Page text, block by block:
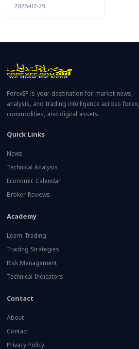
2026-07-29
ForexEF is your destination for market news,
analysis, and trading intelligence across forex,
commodities, and digital assets.
Quick Links
News
Technical Analysis
Economic Calendar
Broker Reviews
Academy
Learn Trading
Trading Strategies
Risk Management
Technical Indicators
Contact
About
Contact
Privacy Policy